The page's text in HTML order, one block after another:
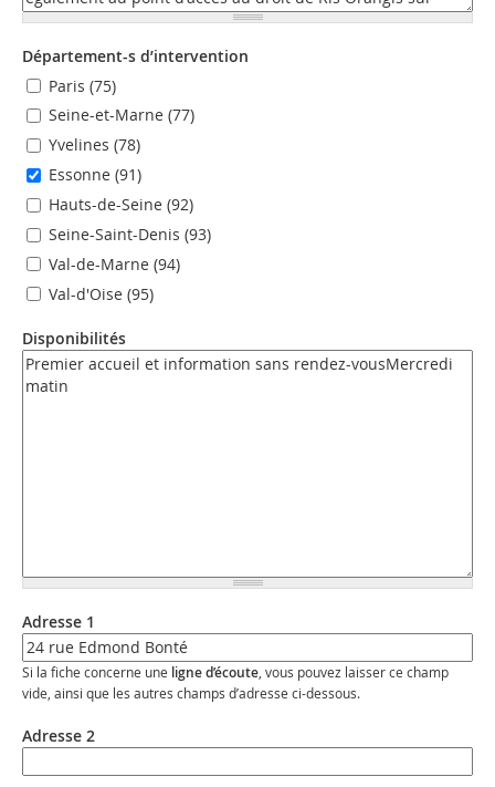
Département-s d’intervention
Paris (75)
Seine-et-Marne (77)
Yvelines (78)
Essonne (91)
Hauts-de-Seine (92)
Seine-Saint-Denis (93)
Val-de-Marne (94)
Val-d'Oise (95)
Disponibilités
Adresse 1
Si la fiche concerne une ligne d’écoute , vous pouvez laisser ce champ
vide, ainsi que les autres champs d’adresse ci-dessous.
Adresse 2